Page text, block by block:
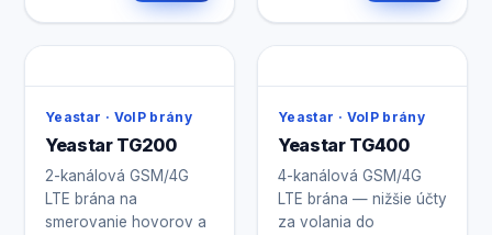
Yeastar · VoIP brány
Yeastar TG200
2-kanálová GSM/4G
LTE brána na
smerovanie hovorov a
Yeastar · VoIP brány
Yeastar TG400
4-kanálová GSM/4G
LTE brána — nižšie účty
za volania do